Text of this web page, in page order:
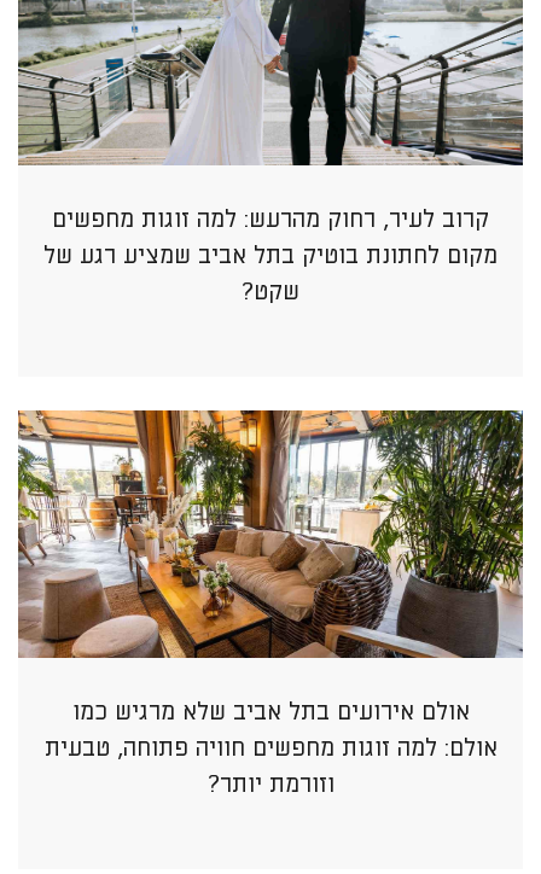
קרוב לעיר, רחוק מהרעש: למה זוגות מחפשים
מקום לחתונת בוטיק בתל אביב שמציע רגע של
שקט?
אולם אירועים בתל אביב שלא מרגיש כמו
אולם: למה זוגות מחפשים חוויה פתוחה, טבעית
וזורמת יותר?